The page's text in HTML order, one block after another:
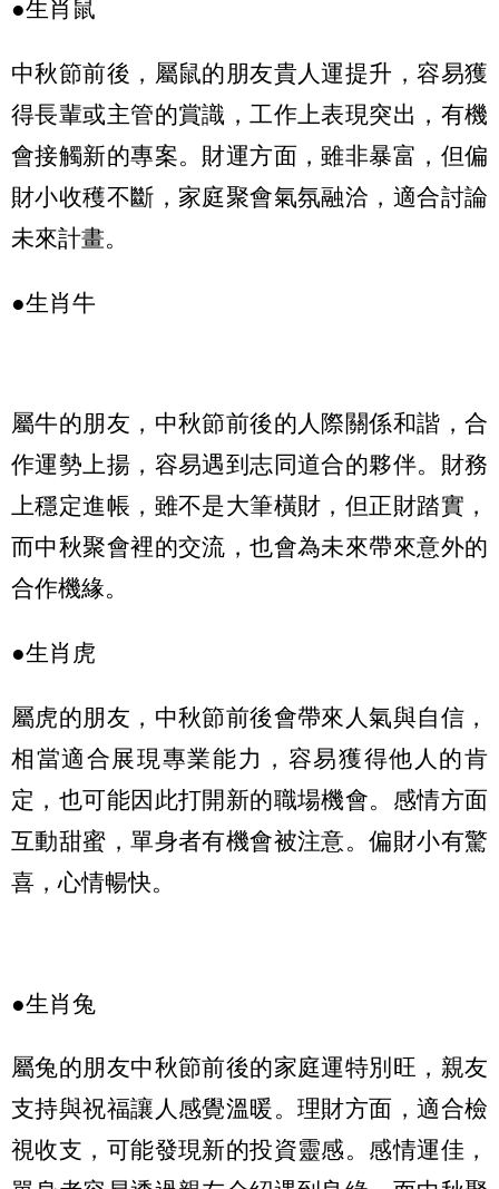
●生肖鼠
中秋節前後，屬鼠的朋友貴人運提升，容易獲
得長輩或主管的賞識，工作上表現突出，有機
會接觸新的專案。財運方面，雖非暴富，但偏
財小收穫不斷，家庭聚會氣氛融洽，適合討論
未來計畫。
●生肖牛
屬牛的朋友，中秋節前後的人際關係和諧，合
作運勢上揚，容易遇到志同道合的夥伴。財務
上穩定進帳，雖不是大筆橫財，但正財踏實，
而中秋聚會裡的交流，也會為未來帶來意外的
合作機緣。
●生肖虎
屬虎的朋友，中秋節前後會帶來人氣與自信，
相當適合展現專業能力，容易獲得他人的肯
定，也可能因此打開新的職場機會。感情方面
互動甜蜜，單身者有機會被注意。偏財小有驚
喜，心情暢快。
●生肖兔
屬兔的朋友中秋節前後的家庭運特別旺，親友
支持與祝福讓人感覺溫暖。理財方面，適合檢
視收支，可能發現新的投資靈感。感情運佳，